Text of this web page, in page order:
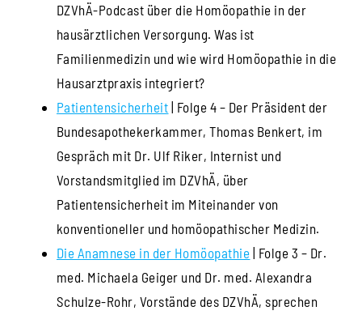
DZVhÄ-Podcast über die Homöopathie in der
hausärztlichen Versorgung. Was ist
Familienmedizin und wie wird Homöopathie in die
Hausarztpraxis integriert?
Patientensicherheit | Folge 4 – Der Präsident der
Bundesapothekerkammer, Thomas Benkert, im
Gespräch mit Dr. Ulf Riker, Internist und
Vorstandsmitglied im DZVhÄ, über
Patientensicherheit im Miteinander von
konventioneller und homöopathischer Medizin.
Die Anamnese in der Homöopathie | Folge 3 – Dr.
med. Michaela Geiger und Dr. med. Alexandra
Schulze-Rohr, Vorstände des DZVhÄ, sprechen